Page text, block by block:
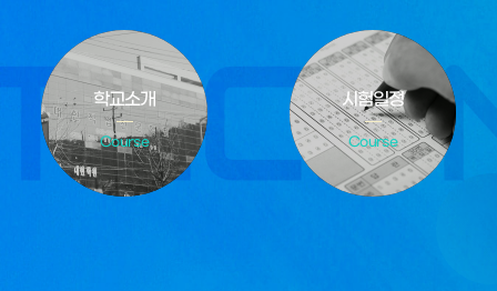
학교소개
Course
시험일정
Course